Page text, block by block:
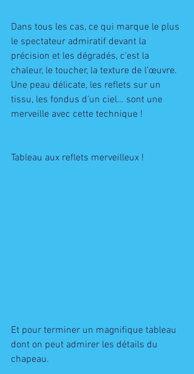
Dans tous les cas, ce qui marque le plus
le spectateur admiratif devant la
précision et les dégradés, c’est la
chaleur, le toucher, la texture de l’œuvre.
Une peau délicate, les reflets sur un
tissu, les fondus d’un ciel… sont une
merveille avec cette technique !
Tableau aux reflets merveilleux !
Et pour terminer un magnifique tableau
dont on peut admirer les détails du
chapeau.